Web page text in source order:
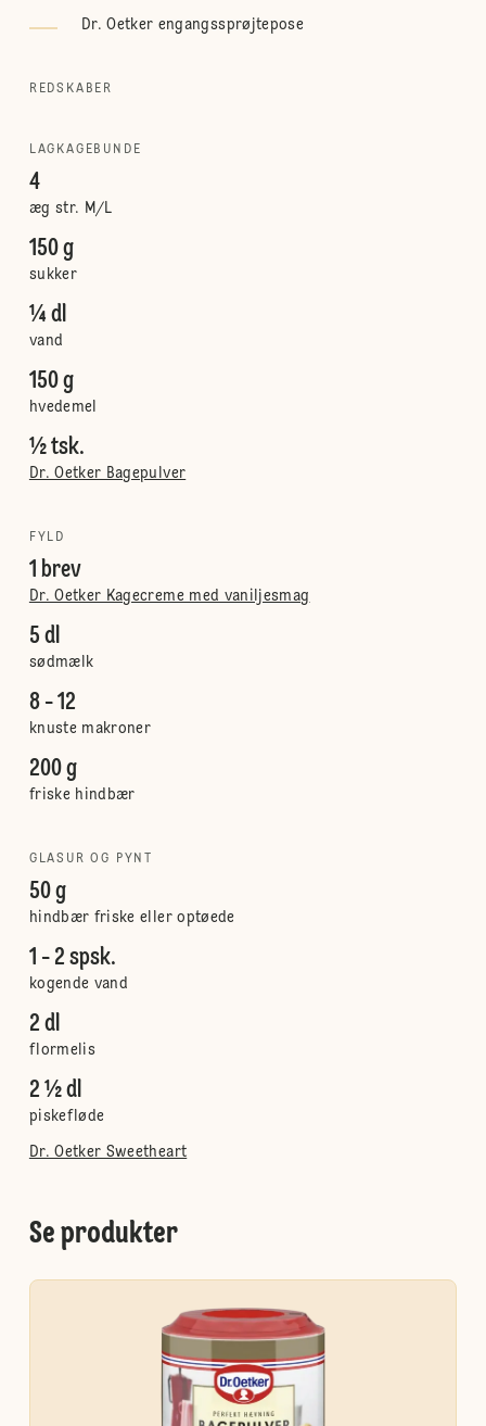
Dr. Oetker engangssprøjtepose
REDSKABER
LAGKAGEBUNDE
4
æg str. M/L
150 g
sukker
¼ dl
vand
150 g
hvedemel
½ tsk.
Dr. Oetker Bagepulver
FYLD
1 brev
Dr. Oetker Kagecreme med vaniljesmag
5 dl
sødmælk
8 - 12
knuste makroner
200 g
friske hindbær
GLASUR OG PYNT
50 g
hindbær friske eller optøede
1 - 2 spsk.
kogende vand
2 dl
flormelis
2 ½ dl
piskefløde
Dr. Oetker Sweetheart
Se produkter